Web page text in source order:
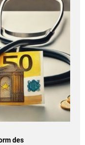
des